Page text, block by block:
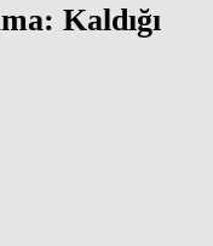
Kaldığı